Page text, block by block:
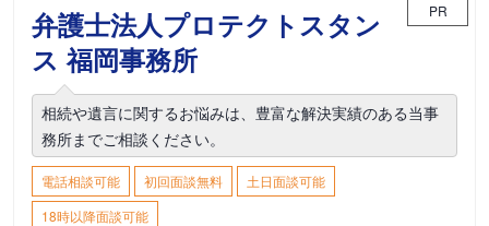
弁護士法人プロテクトスタン
ス 福岡事務所
PR
相続や遺言に関するお悩みは、豊富な解決実績のある当事
務所までご相談ください。
電話相談可能 初回面談無料
土日面談可能
18時以降面談可能